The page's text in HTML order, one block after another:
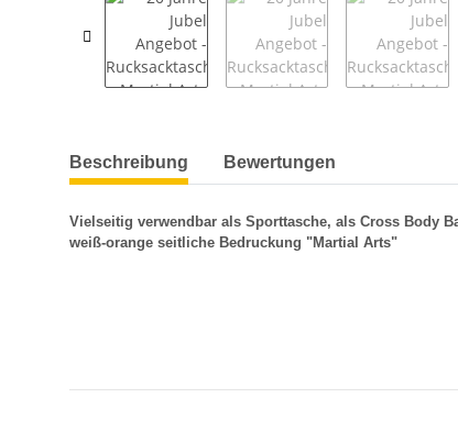
weitere Registerkarten anzeigen
Beschreibung Bewertungen
Vielseitig verwendbar als Sporttasche, als Cross Body
weiß-orange seitliche Bedruckung "Martial Arts"